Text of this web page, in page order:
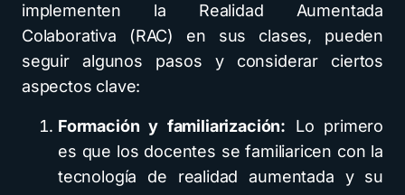
implementen la Realidad Aumentada
Colaborativa (RAC) en sus clases, pueden
seguir algunos pasos y considerar ciertos
aspectos clave:
Formación y familiarización: Lo primero
es que los docentes se familiaricen con la
tecnología de realidad aumentada y su